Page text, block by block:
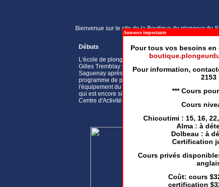
Bienvenue sur le site de la Boutique du plongeur du
Débuts
L'école de plongée du Saguenay a été fondée en
Gilles Tremblay pour desservir les besoins de la
Saguenay après que le Cégep de Chicoutimi ait
programme de plongée sous-marine. Ayant récupéré
l'équipement du cégep, M. Tremblay créa son école
qui est encore située au coeur de la ville de
Centre d'Activité Physique (CAP) du Cégep de
Annonce importante
Pour tous vos besoins
Pour information,
2153
*** Cours
Cours
Chicoutimi : 15, 16,
Alma : à
Dolbeau : à
Certification
Cours privés
Coût: cours
certification